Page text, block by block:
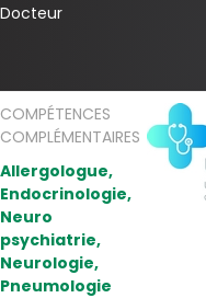
Docteur
COMPÉTENCES
COMPLÉMENTAIRES
Allergologue,
Endocrinologie,
Neuro
psychiatrie,
Neurologie,
Pneumologie